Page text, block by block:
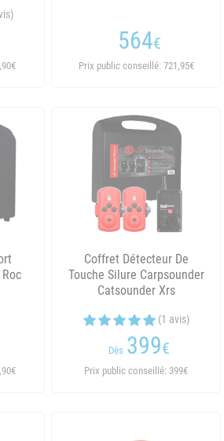
564€
Prix public conseillé: 721,95€
Coffret Détecteur De
Touche Silure Carpsounder
Catsounder Xrs
(1 avis)
Dès 399€
Prix public conseillé: 399€